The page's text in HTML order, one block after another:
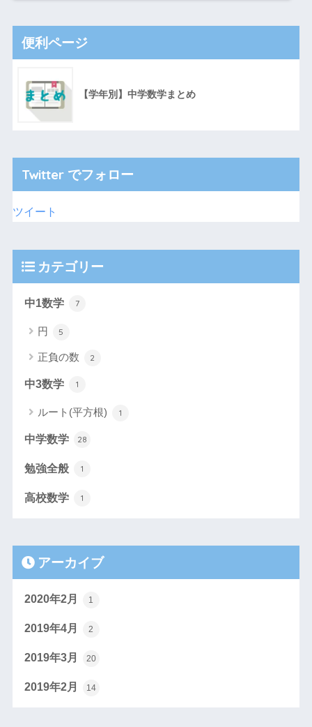
便利ページ
【学年別】中学数学まとめ
Twitter でフォロー
ツイート
カテゴリー
中1数学 7
円 5
正負の数 2
中3数学 1
ルート(平方根) 1
中学数学 28
勉強全般 1
高校数学 1
アーカイブ
2020年2月 1
2019年4月 2
2019年3月 20
2019年2月 14